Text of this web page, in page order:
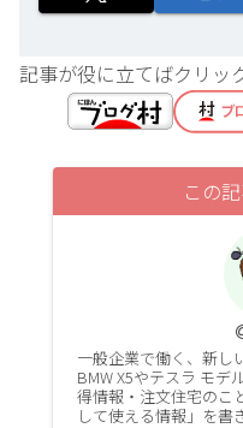
記事が役に立てばクリッ
この
一般企業で働く、新し
BMW X5やテスラ モデ
得情報・注文住宅のこ
して使える情報」を書